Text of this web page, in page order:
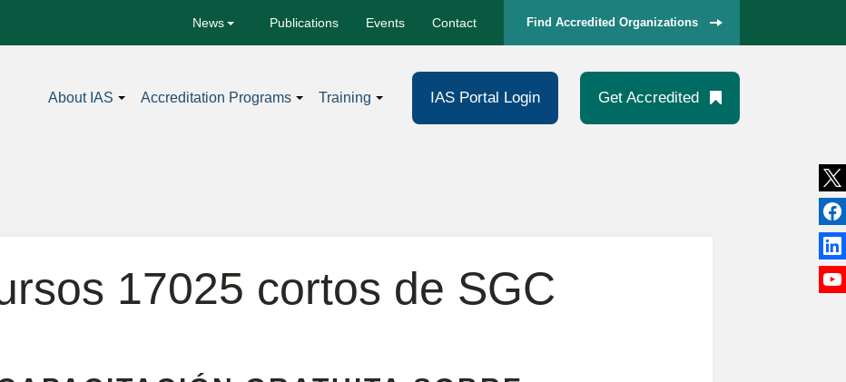
News Publications Events Contact Find Accredited Organizations
About IAS Accreditation Programs Training IAS Portal Login Get Accredited
17025 cortos de SGC